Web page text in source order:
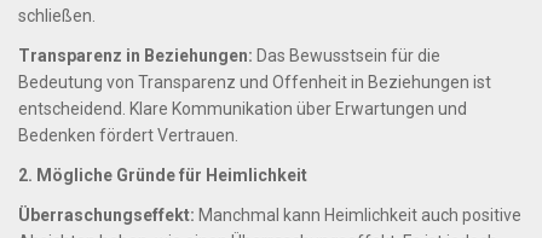
schließen.
Transparenz in Beziehungen: Das Bewusstsein für die
Bedeutung von Transparenz und Offenheit in Beziehungen ist
entscheidend. Klare Kommunikation über Erwartungen und
Bedenken fördert Vertrauen.
2. Mögliche Gründe für Heimlichkeit
Überraschungseffekt: Manchmal kann Heimlichkeit auch positive